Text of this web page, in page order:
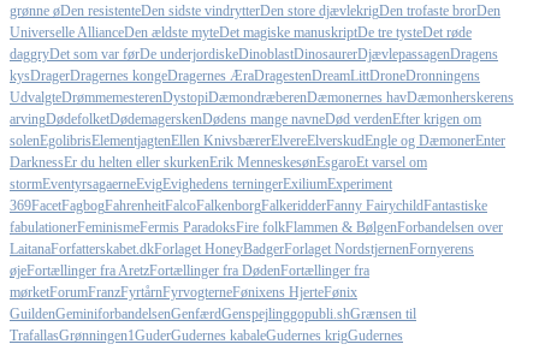
grønne øDen resistenteDen sidste vindrytterDen store djævlekrigDen trofaste brorDen
Universelle AllianceDen ældste myteDet magiske manuskriptDe tre tysteDet røde
daggryDet som var førDe underjordiskeDinoblastDinosaurerDjævlepassagenDragens
kysDragerDragernes kongeDragernes ÆraDragestenDreamLittDroneDronningens
UdvalgteDrømmemesterenDystopiDæmondræberenDæmonernes havDæmonherskerens
arvingDødefolketDødemagerskenDødens mange navneDød verdenEfter krigen om
solenEgolibrisElementjagtenEllen KnivsbærerElvereElverskudEngle og DæmonerEnter
DarknessEr du helten eller skurkenErik MenneskesønEsgaroEt varsel om
stormEventyrsagaerneEvigEvighedens terningerExiliumExperiment
369FacetFagbogFahrenheitFalcoFalkenborgFalkeridderFanny FairychildFantastiske
fabulationerFeminismeFermis ParadoksFire folkFlammen & BølgenForbandelsen over
LaitanaForfatterskabet.dkForlaget HoneyBadgerForlaget NordstjernenFornyerens
øjeFortællinger fra AretzFortællinger fra DødenFortællinger fra
mørketForumFranzFyrtårnFyrvogterneFønixens HjerteFønix
GuildenGeminiforbandelsenGenfærdGenspejlinggopubli.shGrænsen til
TrafallasGrønningen1GuderGudernes kabaleGudernes krigGudernes